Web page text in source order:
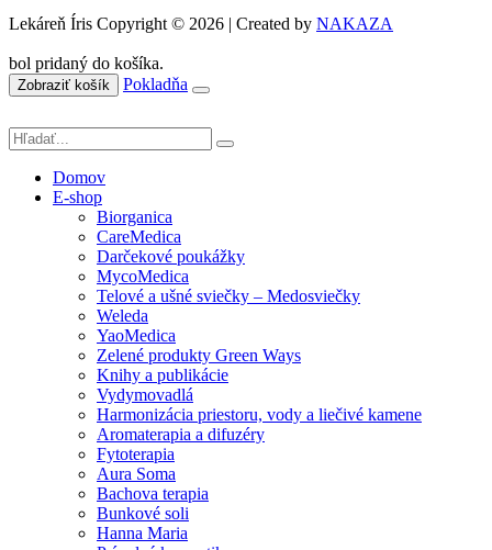
Lekáreň Íris Copyright © 2026 | Created by NAKAZA
bol pridaný do košíka.
Zobraziť košík Pokladňa
Domov
E-shop
Biorganica
CareMedica
Darčekové poukážky
MycoMedica
Telové a ušné sviečky – Medosviečky
Weleda
YaoMedica
Zelené produkty Green Ways
Knihy a publikácie
Vydymovadlá
Harmonizácia priestoru, vody a liečivé kamene
Aromaterapia a difuzéry
Fytoterapia
Aura Soma
Bachova terapia
Bunkové soli
Hanna Maria